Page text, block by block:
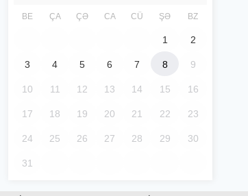
BE ÇA ÇƏ CA CÜ ŞƏ BZ
1 2
3 4 5 6 7 8 9
10 11 12 13 14 15 16
17 18 19 20 21 22 23
24 25 26 27 28 29 30
31